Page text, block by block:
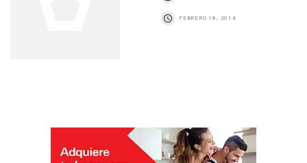
FEBRERO 18, 2014